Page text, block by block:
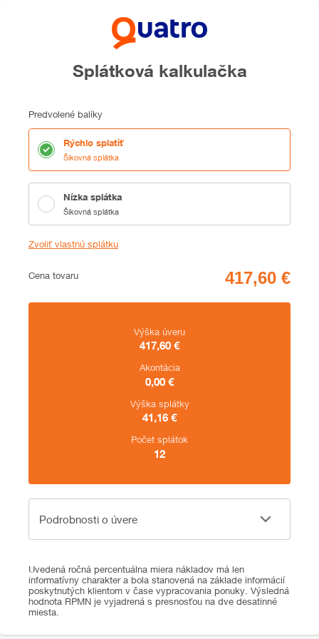
Splátková kalkulačka
Predvolené balíky
Rýchlo splatiť
Šikovná splátka
Nízka splátka
Šikovná splátka
Zvoliť vlastnú splátku
Cena
Cena tovaru
Zhrnutie
Výška úveru
417,60 €
Akontácia
0,00 €
Výška splátky
41,16 €
Počet splátok
12
Podrobnosti o úvere
Podrobnosti o úvere
Uvedená ročná percentuálna miera nákladov má len
informatívny charakter a bola stanovená na základe informácií
poskytnutých klientom v čase vypracovania ponuky. Výsledná
hodnota RPMN je vyjadrená s presnosťou na dve desatinné
miesta.